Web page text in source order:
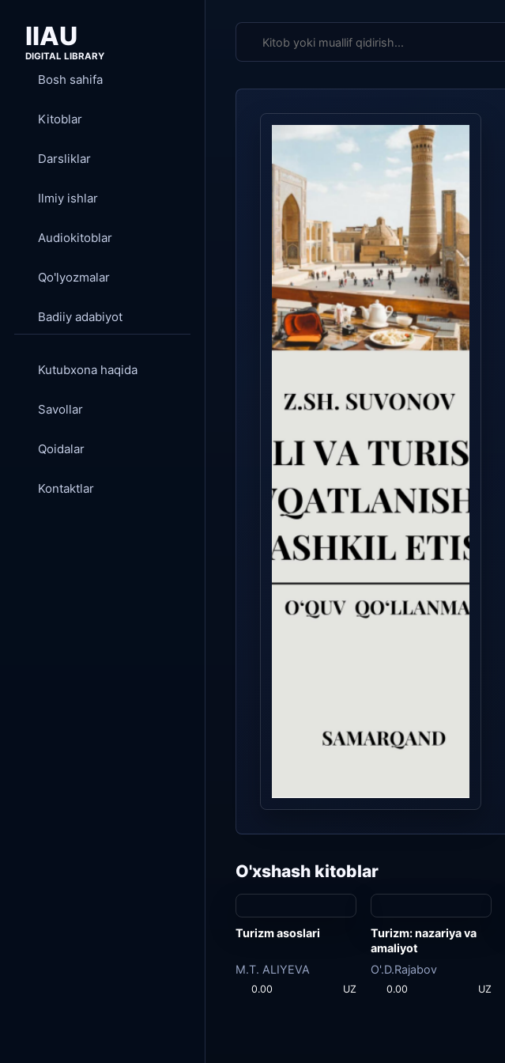
IIAU
DIGITAL LIBRARY
Bosh sahifa
Kitoblar
Darsliklar
Ilmiy ishlar
Audiokitoblar
Qo'lyozmalar
Badiiy adabiyot
Kutubxona haqida
Savollar
Qoidalar
Kontaktlar
O'xshash kitoblar
Turizm asoslari
M.T. ALIYEVA
0.00 UZ
Turizm: nazariya va
amaliyot
O'.D.Rajabov
0.00 UZ